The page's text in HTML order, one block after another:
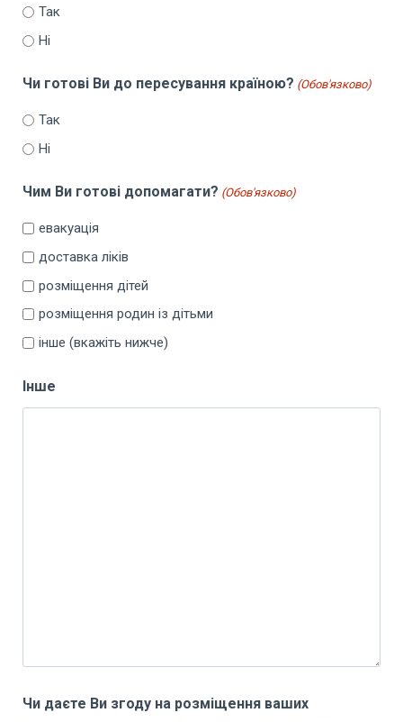
Так
Ні
Чи готові Ви до пересування країною? (Обов'язково)
Так
Ні
Чим Ви готові допомагати? (Обов'язково)
евакуація
доставка ліків
розміщення дітей
розміщення родин із дітьми
інше (вкажіть нижче)
Інше
Чи даєте Ви згоду на розміщення ваших